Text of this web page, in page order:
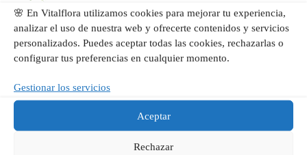
🌸 En Vitalflora utilizamos cookies para mejorar tu experiencia,
analizar el uso de nuestra web y ofrecerte contenidos y servicios
personalizados. Puedes aceptar todas las cookies, rechazarlas o
configurar tus preferencias en cualquier momento.
Gestionar los servicios
Aceptar
Rechazar
Rojas en Valencia |
Vitalflora
Añadir al
carrito